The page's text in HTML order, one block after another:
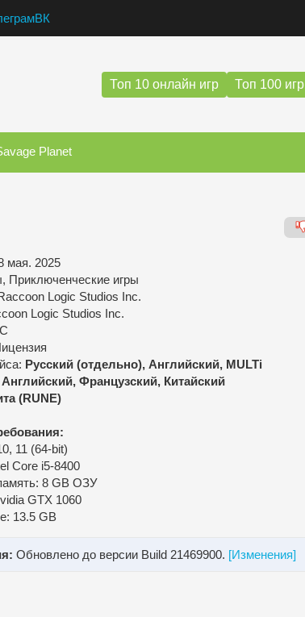
ВК
Топ 10 онлайн игр Топ 100 игр
Planet
мая. 2025
игры
Logic Studios Inc.
Logic Studios Inc.
Русский (отдельно), Английский, MULTi
Английский, Французский, Китайский
(RUNE)
11 (64-bit)
Core i5-8400
8 GB ОЗУ
GTX 1060
13.5 GB
Обновлено до версии Build 21469900. [Изменения]